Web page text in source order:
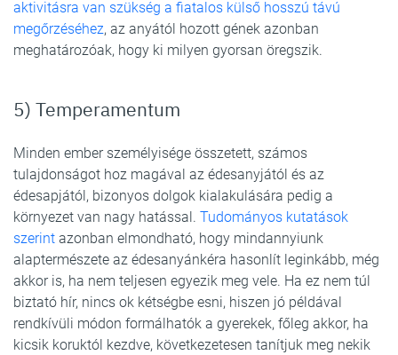
aktivitásra van szükség a fiatalos külső hosszú távú
megőrzéséhez, az anyától hozott gének azonban
meghatározóak, hogy ki milyen gyorsan öregszik.
5) Temperamentum
Minden ember személyisége összetett, számos
tulajdonságot hoz magával az édesanyjától és az
édesapjától, bizonyos dolgok kialakulására pedig a
környezet van nagy hatással. Tudományos kutatások
szerint azonban elmondható, hogy mindannyiunk
alaptermészete az édesanyánkéra hasonlít leginkább, még
akkor is, ha nem teljesen egyezik meg vele. Ha ez nem túl
biztató hír, nincs ok kétségbe esni, hiszen jó példával
rendkívüli módon formálhatók a gyerekek, főleg akkor, ha
kicsik koruktól kezdve, következetesen tanítjuk meg nekik